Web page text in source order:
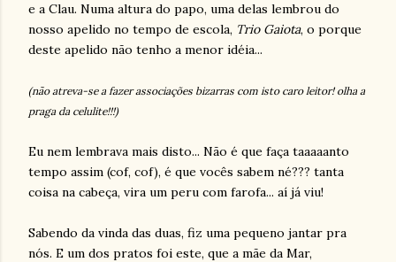
e a Clau. Numa altura do papo, uma delas lembrou do
nosso apelido no tempo de escola, Trio Gaiota, o porque
deste apelido não tenho a menor idéia...
(não atreva-se a fazer associações bizarras com isto caro leitor! olha a
praga da celulite!!!)
Eu nem lembrava mais disto... Não é que faça taaaaanto
tempo assim (cof, cof), é que vocês sabem né??? tanta
coisa na cabeça, vira um peru com farofa... aí já viu!
Sabendo da vinda das duas, fiz uma pequeno jantar pra
nós. E um dos pratos foi este, que a mãe da Mar,